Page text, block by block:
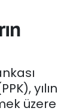
yılın
üzere